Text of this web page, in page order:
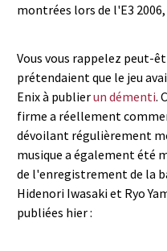
montrées lors de l'E3
Vous vous rappelez peut-
prétendaient que le jeu
Enix à publierun démenti.
firme a réellement
dévoilant régulièrement
musique a également été
de l'enregistrement de la
Hidenori Iwasaki et Ryo
publiées hier :